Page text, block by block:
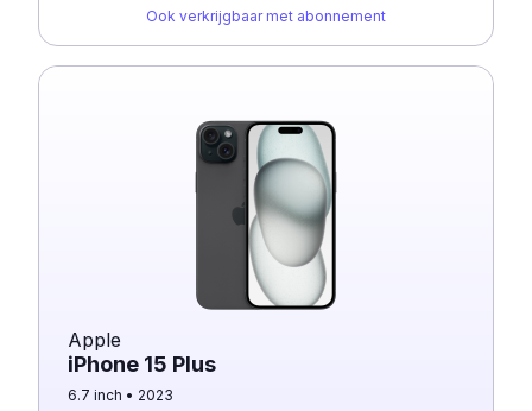
Ook verkrijgbaar met abonnement
Apple
iPhone 15 Plus
6.7 inch
2023